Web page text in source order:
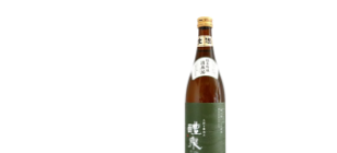
PASSION RURI BOTTLE